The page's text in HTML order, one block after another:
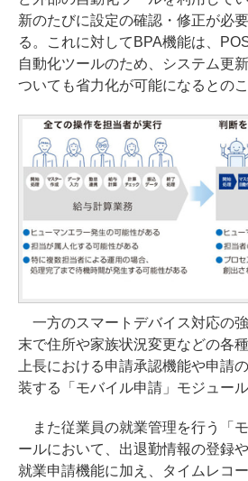
新のたびに設定の確認・修正が必
る。これに対してBPA機能は、
自動化ツールのため、システム更
ついても省力化が可能になるとのこ
一方のスマートデバイス対応の
末で住所や家族状況変更などの各
上長における申請承認機能や申請
装する「モバイル申請」モジュー
また従業員の就業管理を行う「
ールにおいて、出退勤情報の登録
就業申請機能に加え、タイムレコ